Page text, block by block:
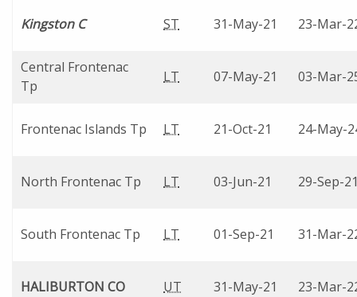
Kingston C ST 31-May-21 23-Mar-
Central Frontenac
Tp
LT 07-May-21 03-Mar-
Frontenac Islands Tp LT 21-Oct-21 24-May-
North Frontenac Tp LT 03-Jun-21 29-Sep-
South Frontenac Tp LT 01-Sep-21 31-Mar-
HALIBURTON CO UT 31-May-21 23-Mar-